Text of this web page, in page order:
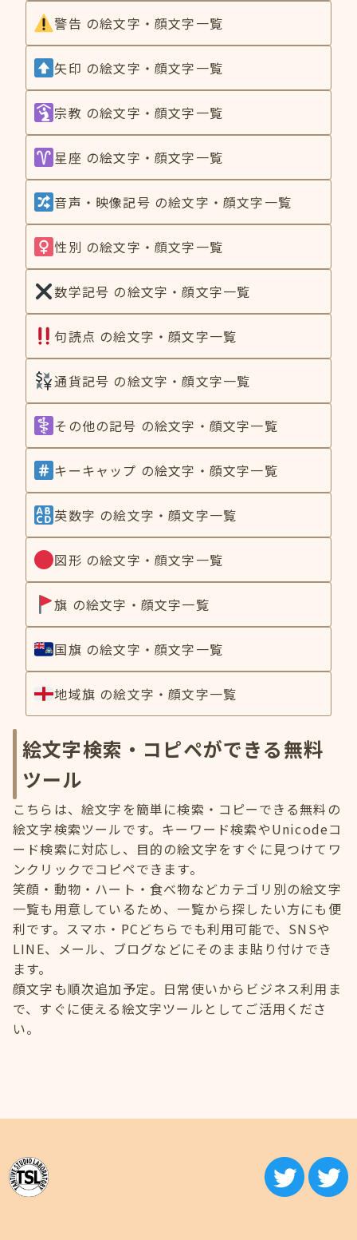
警告 の絵文字・顔文字一覧
矢印 の絵文字・顔文字一覧
宗教 の絵文字・顔文字一覧
星座 の絵文字・顔文字一覧
音声・映像記号 の絵文字・顔文字一覧
性別 の絵文字・顔文字一覧
数学記号 の絵文字・顔文字一覧
句読点 の絵文字・顔文字一覧
通貨記号 の絵文字・顔文字一覧
その他の記号 の絵文字・顔文字一覧
キーキャップ の絵文字・顔文字一覧
英数字 の絵文字・顔文字一覧
図形 の絵文字・顔文字一覧
旗 の絵文字・顔文字一覧
国旗 の絵文字・顔文字一覧
地域旗 の絵文字・顔文字一覧
絵文字検索・コピペができる無料
ツール
こちらは、絵文字を簡単に検索・コピーできる無料の
絵文字検索ツールです。キーワード検索やUnicodeコ
ード検索に対応し、目的の絵文字をすぐに見つけてワ
ンクリックでコピペできます。
笑顔・動物・ハート・食べ物などカテゴリ別の絵文字
一覧も用意しているため、一覧から探したい方にも便
利です。スマホ・PCどちらでも利用可能で、SNSや
LINE、メール、ブログなどにそのまま貼り付けでき
ます。
顔文字も順次追加予定。日常使いからビジネス利用ま
で、すぐに使える絵文字ツールとしてご活用くださ
い。